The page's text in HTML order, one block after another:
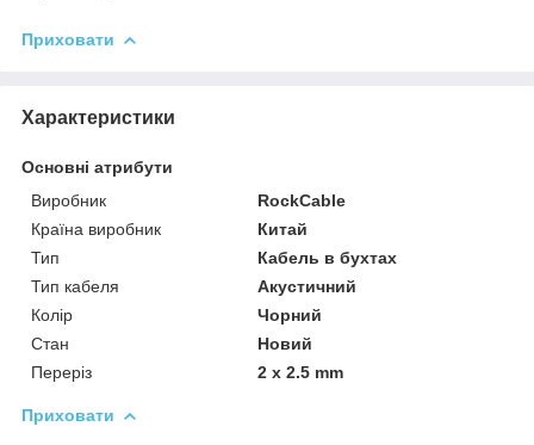
Приховати
Характеристики
Основні атрибути
Виробник
RockCable
Країна виробник
Китай
Тип
Кабель в бухтах
Тип кабеля
Акустичний
Колір
Чорний
Стан
Новий
Переріз
2 x 2.5 mm
Приховати